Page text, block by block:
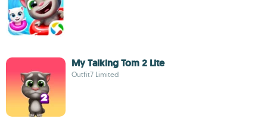
My Talking Tom 2 Lite
Outfit7 Limited